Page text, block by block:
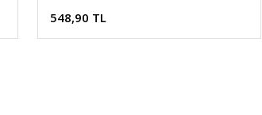
548,90 TL